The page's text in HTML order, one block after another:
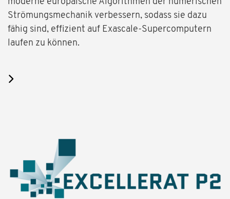
Strömungsmechanik verbessern, sodass sie dazu
fähig sind, effizient auf Exascale-Supercomputern
laufen zu können.